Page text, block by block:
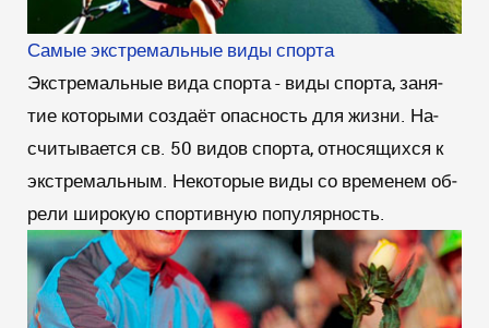
Самые экстремальные виды спорта
Экстремальные вида спорта - ви­ды спор­та, за­ня­
тие ко­то­ры­ми соз­да­ёт опас­ность для жиз­ни. На­
счи­ты­ва­ет­ся св. 50 ви­дов спор­та, от­но­ся­щих­ся к
экс­тре­маль­ным. Не­ко­то­рые ви­ды со вре­ме­нем об­
ре­ли ши­ро­кую спортивную по­пу­ляр­ность.